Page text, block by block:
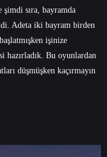
sıra, bayramda
Adeta iki bayram birden
işinize
hazırladık. Bu oyunlardan
düşmüşken kaçırmayın